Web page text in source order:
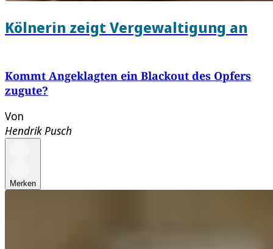
Kölnerin zeigt Vergewaltigung an
Kommt Angeklagten ein Blackout des Opfers
zugute?
Von
Hendrik Pusch
Merken